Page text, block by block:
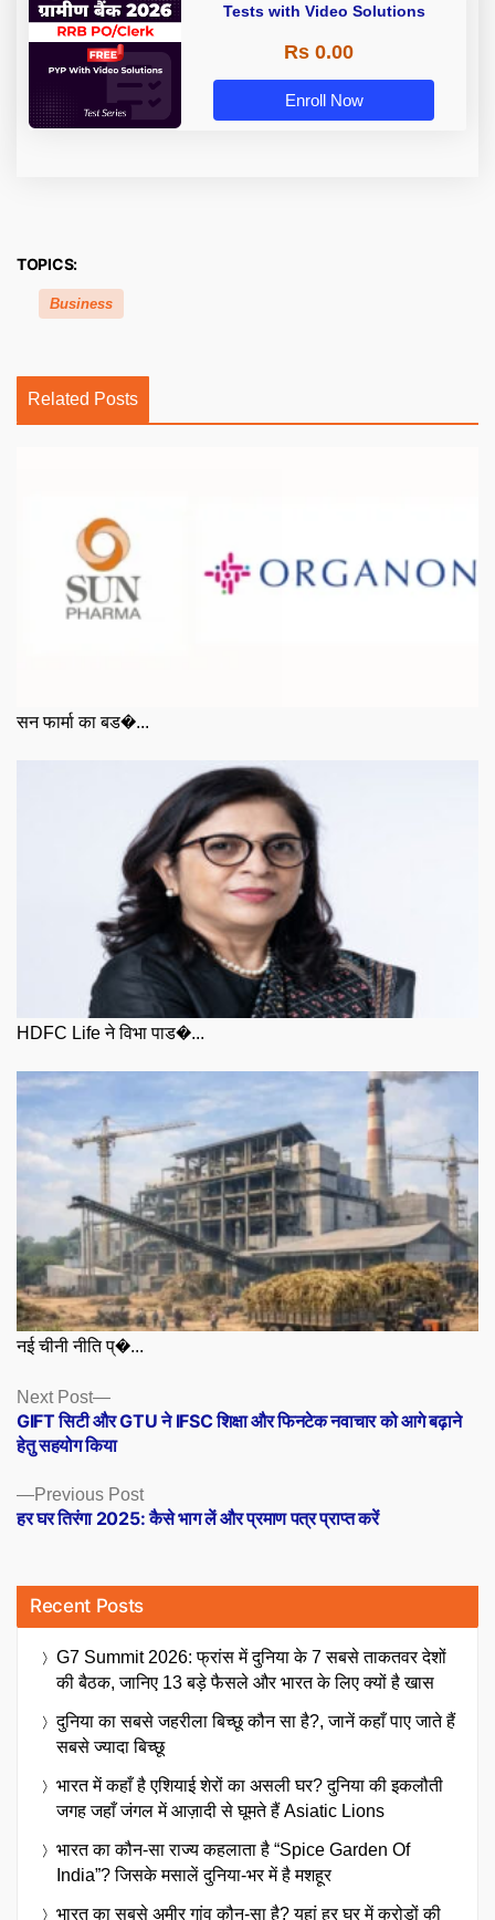
Tests with Video Solutions
Rs 0.00
Enroll Now
TOPICS:
Business
Related Posts
सन फार्मा का बड�...
HDFC Life ने विभा पाड�...
नई चीनी नीति प्�...
Posts
navigation
Previous PostPrevious
post:
हर घर तिरंगा 2025: कैसे भाग लें और प्रमाण पत्र प्राप्त करें
Next Post
Next
post:
GIFT सिटी और GTU ने IFSC शिक्षा और फिनटेक नवाचार को आगे बढ़ाने
हेतु सहयोग किया
Recent Posts
G7 Summit 2026: फ्रांस में दुनिया के 7 सबसे ताकतवर देशों
की बैठक, जानिए 13 बड़े फैसले और भारत के लिए क्यों है खास
दुनिया का सबसे जहरीला बिच्छू कौन सा है?, जानें कहाँ पाए जाते हैं
सबसे ज्यादा बिच्छू
भारत में कहाँ है एशियाई शेरों का असली घर? दुनिया की इकलौती
जगह जहाँ जंगल में आज़ादी से घूमते हैं Asiatic Lions
भारत का कौन-सा राज्य कहलाता है “Spice Garden Of
India”? जिसके मसालें दुनिया-भर में है मशहूर
भारत का सबसे अमीर गांव कौन-सा है? यहां हर घर में करोड़ों की